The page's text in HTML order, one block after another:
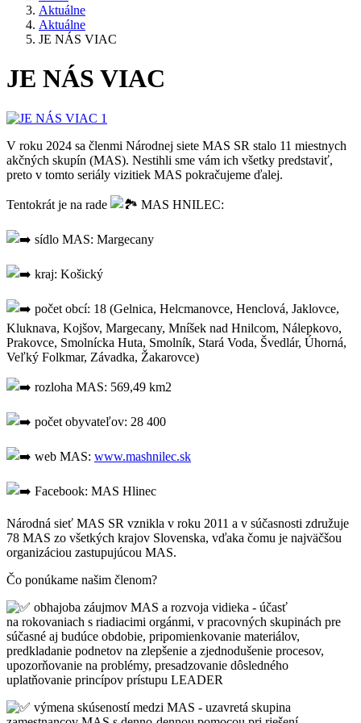
Aktuálne
Aktuálne
JE NÁS VIAC
JE NÁS VIAC
V roku 2024 sa členmi Národnej siete MAS SR stalo 11 miestnych
akčných skupín (MAS). Nestihli sme vám ich všetky predstaviť,
preto v tomto seriály vizitiek MAS pokračujeme ďalej.
Tentokrát je na rade MAS HNILEC:
sídlo MAS: Margecany
kraj: Košický
počet obcí: 18 (Gelnica, Helcmanovce, Henclová, Jaklovce,
Kluknava, Kojšov, Margecany, Mníšek nad Hnilcom, Nálepkovo,
Prakovce, Smolnícka Huta, Smolník, Stará Voda, Švedlár, Úhorná,
Veľký Folkmar, Závadka, Žakarovce)
rozloha MAS: 569,49 km2
počet obyvateľov: 28 400
web MAS: www.mashnilec.sk
Facebook: MAS Hlinec
Národná sieť MAS SR vznikla v roku 2011 a v súčasnosti združuje
78 MAS zo všetkých krajov Slovenska, vďaka čomu je najväčšou
organizáciou zastupujúcou MAS.
Čo ponúkame našim členom?
obhajoba záujmov MAS a rozvoja vidieka - účasť
na rokovaniach s riadiacimi orgánmi, v pracovných skupinách pre
súčasné aj budúce obdobie, pripomienkovanie materiálov,
predkladanie podnetov na zlepšenie a zjednodušenie procesov,
upozorňovanie na problémy, presadzovanie dôsledného
uplatňovanie princípov prístupu LEADER
výmena skúseností medzi MAS - uzavretá skupina